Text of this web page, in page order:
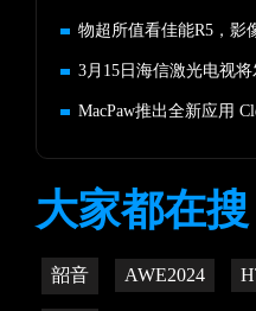
物超所值看佳能R5，影
MacPaw推出全新应用
大家都在搜
韶音 AWE2024